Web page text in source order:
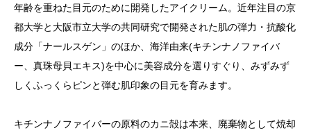
年齢を重ねた目元のために開発したアイクリーム。近年注目の京
都大学と大阪市立大学の共同研究で開発された肌の弾力・抗酸化
成分「ナールスゲン」のほか、海洋由来(キチンナノファイバ
ー、真珠母貝エキス)を中心に美容成分を選りすぐり、みずみず
しくふっくらピンと弾む肌印象の目元を育みます。
キチンナノファイバーの原料のカニ殻は本来、廃棄物として焼却